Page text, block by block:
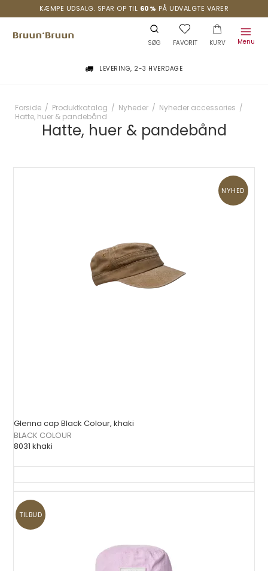
KÆMPE UDSALG. SPAR OP TIL 60% PÅ UDVALGTE VARER
SØG FAVORIT KURV Menu
LEVERING, 2-3 HVERDAGE
Forside / Produktkatalog / Nyheder / Nyheder accessories /
Hatte, huer & pandebånd
Hatte, huer & pandebånd
NYHED
Glenna cap Black Colour, khaki
BLACK COLOUR
8031 khaki
TILBUD